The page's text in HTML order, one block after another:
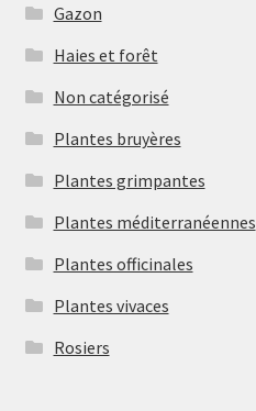
Gazon
Haies et forêt
Non catégorisé
Plantes bruyères
Plantes grimpantes
Plantes méditerranéennes
Plantes officinales
Plantes vivaces
Rosiers